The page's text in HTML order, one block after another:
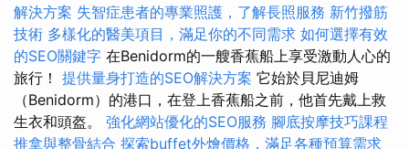
解決方案 失智症患者的專業照護，了解長照服務 新竹撥筋
技術 多樣化的醫美項目，滿足你的不同需求 如何選擇有效
的SEO關鍵字 在Benidorm的一艘香蕉船上享受激動人心的
旅行！ 提供量身打造的SEO解決方案 它始於貝尼迪姆
（Benidorm）的港口，在登上香蕉船之前，他首先戴上救
生衣和頭盔。 強化網站優化的SEO服務 腳底按摩技巧課程
推拿與整骨結合 探索buffet外燴價格，滿足各種預算需求